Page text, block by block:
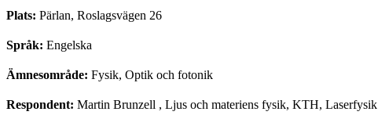
Plats: Pärlan, Roslagsvägen 26
Språk: Engelska
Ämnesområde: Fysik, Optik och fotonik
Respondent: Martin Brunzell , Ljus och materiens fysik, KTH, Laserfysik